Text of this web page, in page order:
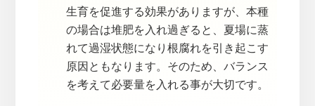
生育を促進する効果がありますが、本種
の場合は堆肥を入れ過ぎると、夏場に蒸
れて過湿状態になり根腐れを引き起こす
原因ともなります。そのため、バランス
を考えて必要量を入れる事が大切です。